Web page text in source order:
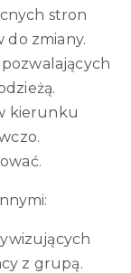
stron
do zmiany.
kierunku
z grupą.